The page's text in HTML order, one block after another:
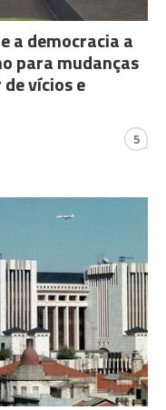
a democracia a
para mudanças
vícios e
5